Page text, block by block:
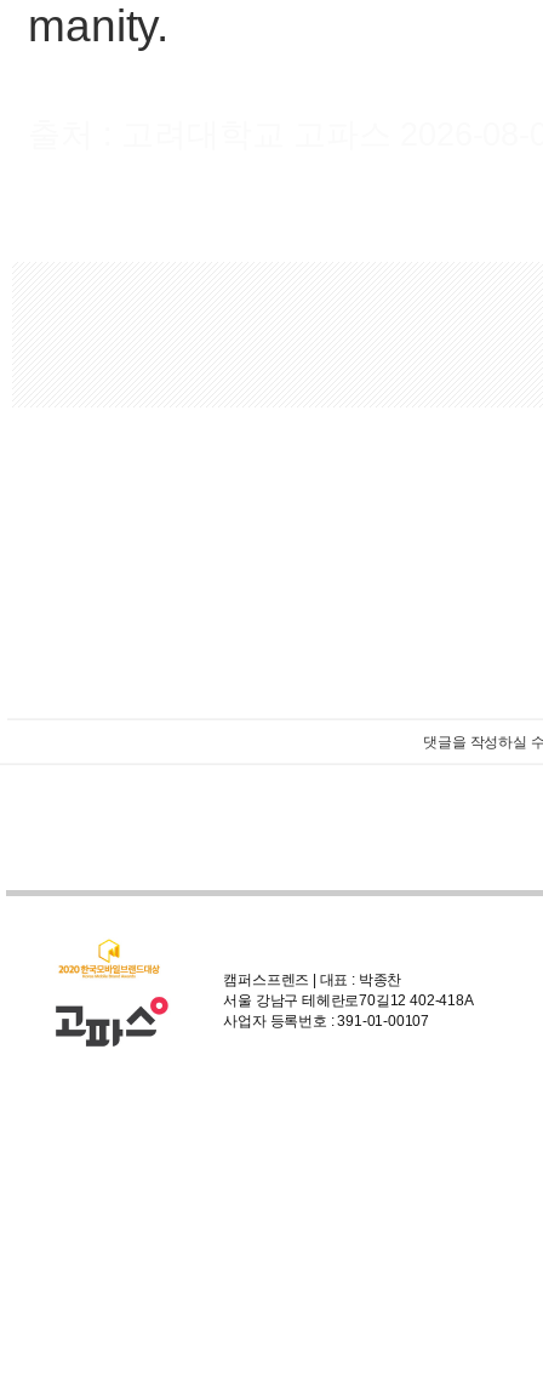
manity.
댓글을 작성하실
캠퍼스프렌즈 | 대표 : 박종찬
서울 강남구 테헤란로70길12 402-418A
사업자 등록번호 : 391-01-00107